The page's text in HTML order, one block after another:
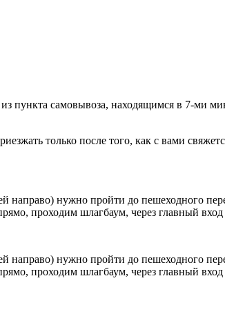
пункта самовывоза, находящимся в 7-ми
только после того, как с вами
нужно пройти до пешеходного
проходим шлагбаум, через главный
нужно пройти до пешеходного
проходим шлагбаум, через главный